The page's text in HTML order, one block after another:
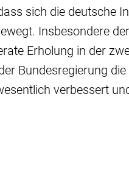
sich die deutsche
Insbesondere
Erholung in der
Bundesregierung
verbessert